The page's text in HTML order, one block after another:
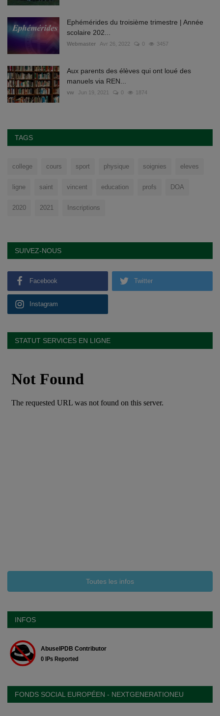
Ephémérides du troisième trimestre | Année
scolaire 202...
Webmaster Avr 26, 2022 0 3457
Aux parents des élèves qui ont loué des
manuels via REN...
vw Jun 19, 2021 0 1874
TAGS
college cours sport physique soignies eleves
ligne saint vincent education profs DOA
2020 2021 Inscriptions
SUIVEZ-NOUS
Facebook Twitter
Instagram
STATUT SERVICES EN LIGNE
Toutes les infos
INFOS
FONDS SOCIAL EUROPÉEN - NEXTGENERATIONEU